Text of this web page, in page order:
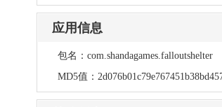
应用信息
包名： com.shandagames.falloutshelter
MD5值：